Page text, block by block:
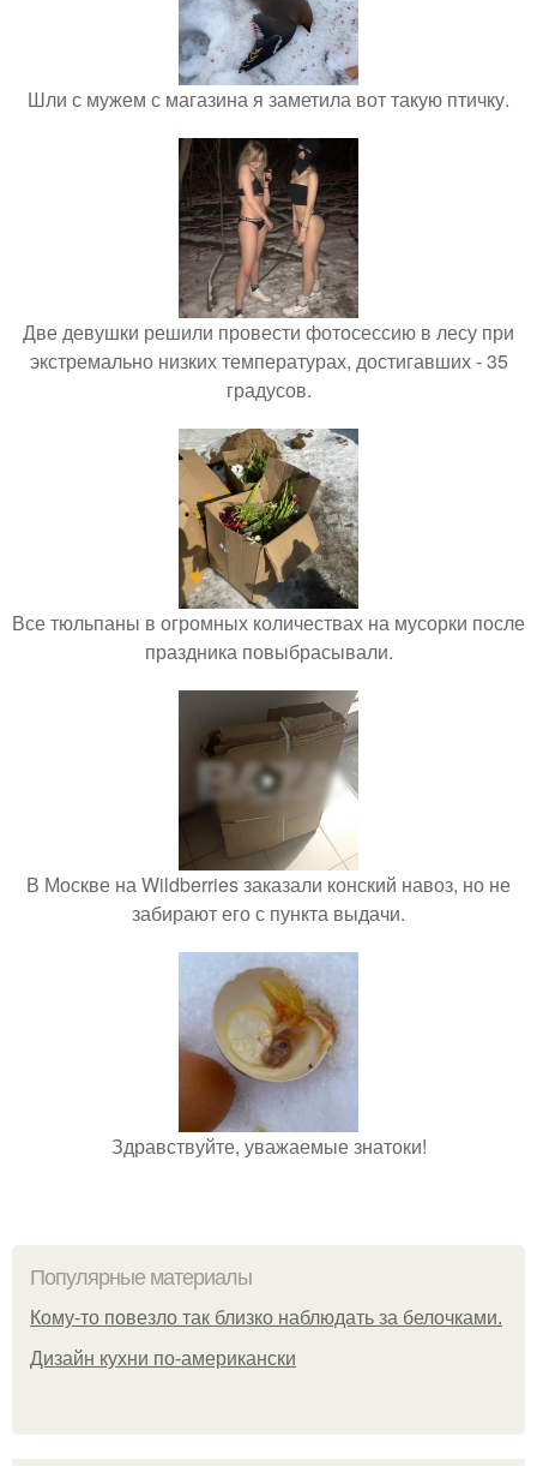
Шли с мужем с магазина я заметила вот такую птичку.
Две девушки решили провести фотосессию в лесу при
экстремально низких температурах, достигавших - 35
градусов.
Все тюльпаны в огромных количествах на мусорки после
праздника повыбрасывали.
В Москве на Wildberries заказали конский навоз, но не
забирают его с пункта выдачи.
Здравствуйте, уважаемые знатоки!
Популярные материалы
Кому-то повезло так близко наблюдать за белочками.
Дизайн кухни по-американски